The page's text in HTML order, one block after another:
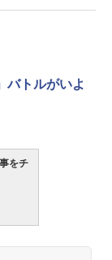
バトルがいよ
をチ